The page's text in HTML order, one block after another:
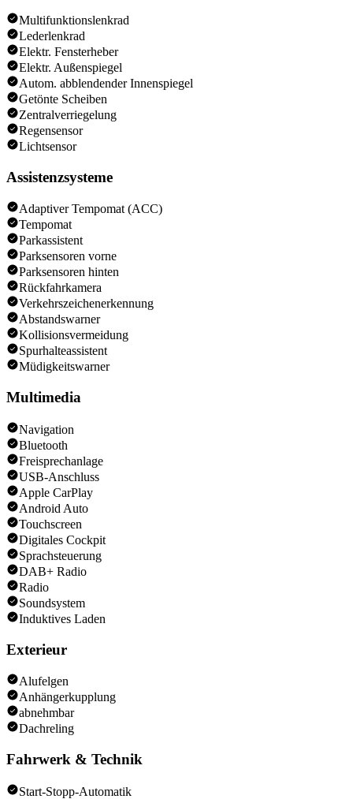
Multifunktionslenkrad
Lederlenkrad
Elektr. Fensterheber
Elektr. Außenspiegel
Autom. abblendender Innenspiegel
Getönte Scheiben
Zentralverriegelung
Regensensor
Lichtsensor
Assistenzsysteme
Adaptiver Tempomat (ACC)
Tempomat
Parkassistent
Parksensoren vorne
Parksensoren hinten
Rückfahrkamera
Verkehrszeichenerkennung
Abstandswarner
Kollisionsvermeidung
Spurhalteassistent
Müdigkeitswarner
Multimedia
Navigation
Bluetooth
Freisprechanlage
USB-Anschluss
Apple CarPlay
Android Auto
Touchscreen
Digitales Cockpit
Sprachsteuerung
DAB+ Radio
Radio
Soundsystem
Induktives Laden
Exterieur
Alufelgen
Anhängerkupplung
abnehmbar
Dachreling
Fahrwerk & Technik
Start-Stopp-Automatik